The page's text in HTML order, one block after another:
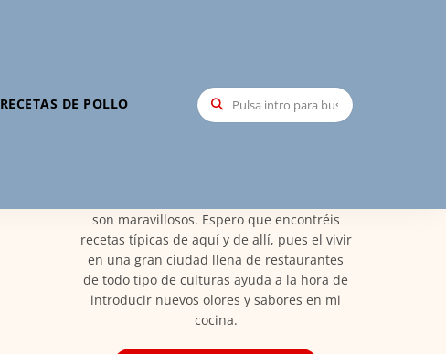
RECETAS DE POLLO
Hola, soy José María
Mi nombre es José María Santa María,
son maravillosos. Espero que encontréis
recetas típicas de aquí y de allí, pues el vivir
en una gran ciudad llena de restaurantes
de todo tipo de culturas ayuda a la hora de
introducir nuevos olores y sabores en mi
cocina.